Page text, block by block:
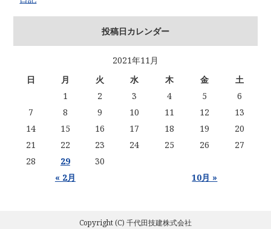
投稿日カレンダー
2021年11月
日
月 火 水 木 金 土
« 2月 10月 »
1 2 3 4 5
6
7
8 9 10 11 12
13
14
15 16 17 18 19
20
21
22 23 24 25 26
27
28
29 30
Copyright (C) 千代田技建株式会社